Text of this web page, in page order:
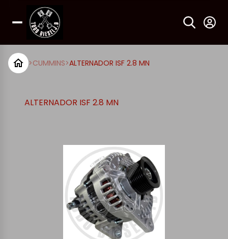
>CUMMINS>ALTERNADOR ISF 2.8 MN
ALTERNADOR ISF 2.8 MN